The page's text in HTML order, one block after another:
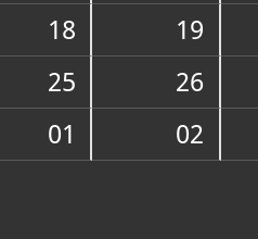
18
19
25
26
01 02